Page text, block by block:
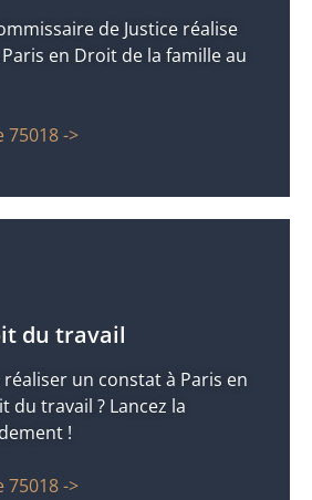
de Justice réalise
en Droit de la famille au
75018 ->
du travail
un constat à Paris en
du travail ? Lancez la
!
75018 ->